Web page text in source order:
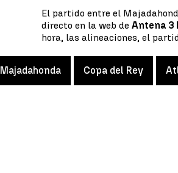
El partido entre el
directo en la web deAntena 3
hora, las alineaciones, el
Majadahonda Copa del Rey